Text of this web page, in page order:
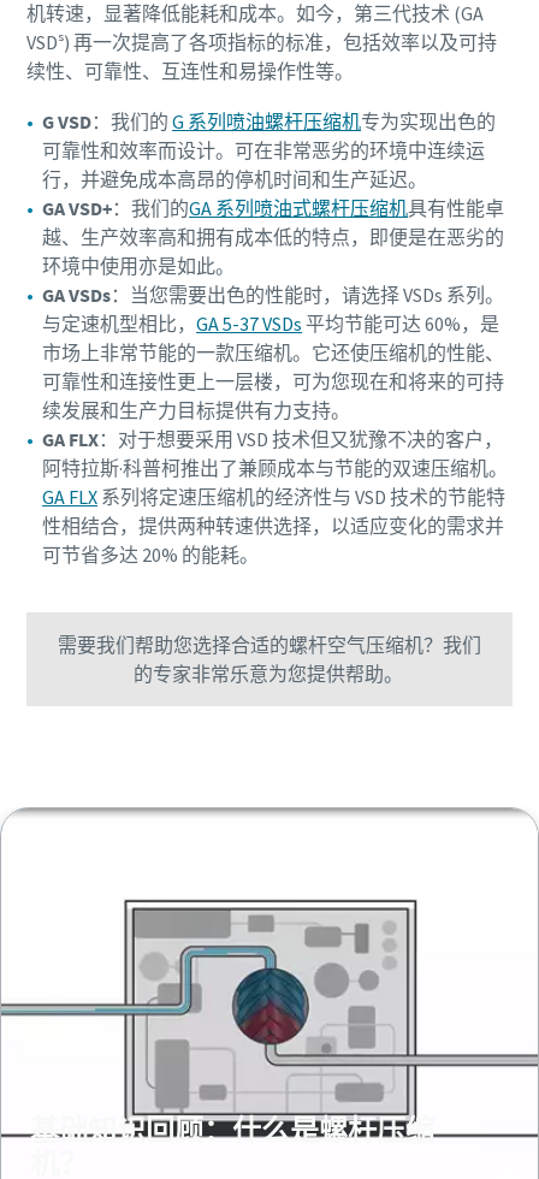
机转速，显著降低能耗和成本。如今，第三代技术 (GA
VSDˢ) 再一次提高了各项指标的标准，包括效率以及可持
续性、可靠性、互连性和易操作性等。
G VSD：我们的G 系列喷油螺杆压缩机专为实现出色的
可靠性和效率而设计。可在非常恶劣的环境中连续运
行，并避免成本高昂的停机时间和生产延迟。
GA VSD+：我们的GA 系列喷油式螺杆压缩机具有性能卓
越、生产效率高和拥有成本低的特点，即便是在恶劣的
环境中使用亦是如此。
GA VSDs：当您需要出色的性能时，请选择 VSDs 系列。
与定速机型相比，GA 5-37 VSDs 平均节能可达 60%，是
市场上非常节能的一款压缩机。它还使压缩机的性能、
可靠性和连接性更上一层楼，可为您现在和将来的可持
续发展和生产力目标提供有力支持。
GA FLX：对于想要采用 VSD 技术但又犹豫不决的客户，
阿特拉斯·科普柯推出了兼顾成本与节能的双速压缩机。
GA FLX 系列将定速压缩机的经济性与 VSD 技术的节能特
性相结合，提供两种转速供选择，以适应变化的需求并
可节省多达 20% 的能耗。
需要我们帮助您选择合适的螺杆空气压缩机？我们
的专家非常乐意为您提供帮助。
基础知识回顾：什么是螺杆压缩